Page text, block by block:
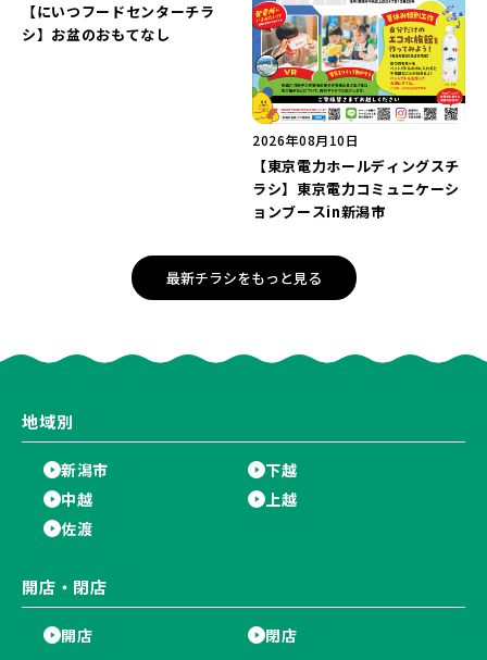
【にいつフードセンターチラ
シ】お盆のおもてなし
2026年08月10日
【東京電力ホールディングスチ
ラシ】東京電力コミュニケーシ
ョンブースin新潟市
最新チラシをもっと見る
地域別
新潟市
下越
中越
上越
佐渡
開店・閉店
開店 閉店